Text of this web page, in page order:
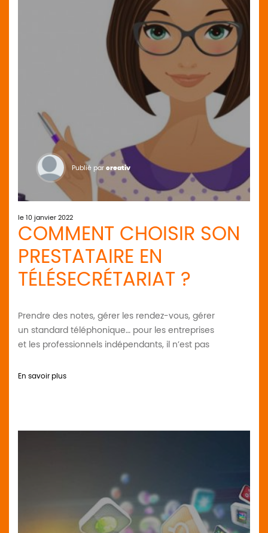
Publié par creativ
le 10 janvier 2022
COMMENT CHOISIR SON
PRESTATAIRE EN
TÉLÉSECRÉTARIAT ?
Prendre des notes, gérer les rendez-vous, gérer
un standard téléphonique… pour les entreprises
et les professionnels indépendants, il n’est pas
En savoir plus